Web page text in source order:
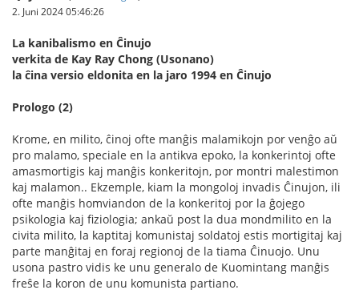
2. Juni 2024 05:46:26
La kanibalismo en Ĉinujo
verkita de Kay Ray Chong (Usonano)
la ĉina versio eldonita en la jaro 1994 en Ĉinujo
Prologo (2)
Krome, en milito, ĉinoj ofte manĝis malamikojn por venĝo aŭ
pro malamo, speciale en la antikva epoko, la konkerintoj ofte
amasmortigis kaj manĝis konkeritojn, por montri malestimon
kaj malamon.. Ekzemple, kiam la mongoloj invadis Ĉinujon, ili
ofte manĝis homviandon de la konkeritoj por la ĝojego
psikologia kaj fiziologia; ankaŭ post la dua mondmilito en la
civita milito, la kaptitaj komunistaj soldatoj estis mortigitaj kaj
parte manĝitaj en foraj regionoj de la tiama Ĉinuojo. Unu
usona pastro vidis ke unu generalo de Kuomintang manĝis
freŝe la koron de unu komunista partiano.